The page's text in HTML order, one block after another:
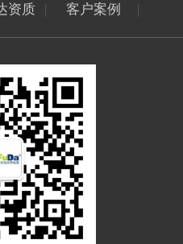
资质 客户案例